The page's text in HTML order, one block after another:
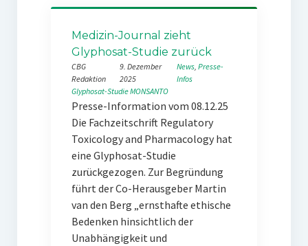
Medizin-Journal zieht
Glyphosat-Studie zurück
CBG
Redaktion
9. Dezember
2025
News, Presse-
Infos
Glyphosat-StudieMONSANTO
Presse-Information vom 08.12.25
Die Fachzeitschrift Regulatory
Toxicology and Pharmacology hat
eine Glyphosat-Studie
zurückgezogen. Zur Begründung
führt der Co-Herausgeber Martin
van den Berg „ernsthafte ethische
Bedenken hinsichtlich der
Unabhängigkeit und